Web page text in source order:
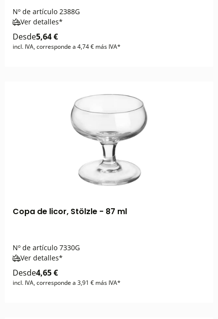
Nº de artículo 2388G
Ver detalles*
Desde5,64 €
incl. IVA, corresponde a 4,74 € más IVA*
Copa de licor, Stölzle - 87 ml
Nº de artículo 7330G
Ver detalles*
Desde4,65 €
incl. IVA, corresponde a 3,91 € más IVA*